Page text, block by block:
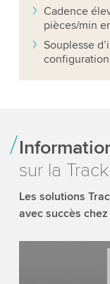
Cadence
pièces/min
Souplesse
sur la
Les solutions
avec succès